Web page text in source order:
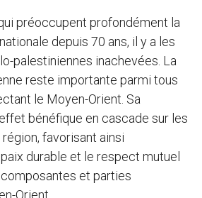
préoccupent profondément la
depuis 70 ans, il y a les
palestiniennes inachevées. La
reste importante parmi tous
le Moyen-Orient. Sa
bénéfique en cascade sur les
favorisant ainsi
paix durable et le respect mutuel
et parties
Orient.